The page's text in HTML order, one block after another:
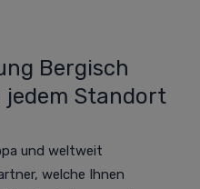
Bergisch
jedem Standort
und weltweit
welche Ihnen